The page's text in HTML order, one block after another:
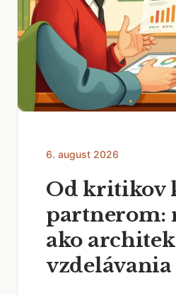
6. august 2026
Od kritikov
partnerom:
ako